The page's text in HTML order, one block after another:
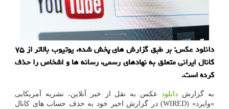
دانلود عکس: بر طبق گزارش های پخش شده، یوتیوب بالاتر از ۷۵
کانال ایرانی متعلق به نهادهای رسمی، رسانه ها و اشخاص را حذف
کرده است.
به گزارش دانلودعکس به نقل از خبر آنلاین، نشریه آمریکایی
«وایرد» (WIRED) در گزارش اخیر خود به حذف حساب های کانال